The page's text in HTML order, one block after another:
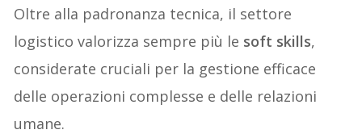
Oltre alla padronanza tecnica, il settore
logistico valorizza sempre più le soft skills,
considerate cruciali per la gestione efficace
delle operazioni complesse e delle relazioni
umane.